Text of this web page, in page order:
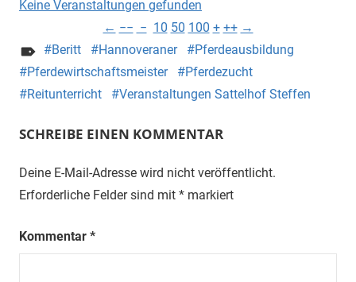
Keine Veranstaltungen gefunden
← −− − 10 50 100 + ++ →
Beritt
Hannoveraner
Pferdeausbildung
Pferdewirtschaftsmeister
Pferdezucht
Reitunterricht
Veranstaltungen Sattelhof Steffen
SCHREIBE EINEN KOMMENTAR
Deine E-Mail-Adresse wird nicht veröffentlicht.
Erforderliche Felder sind mit * markiert
Kommentar *